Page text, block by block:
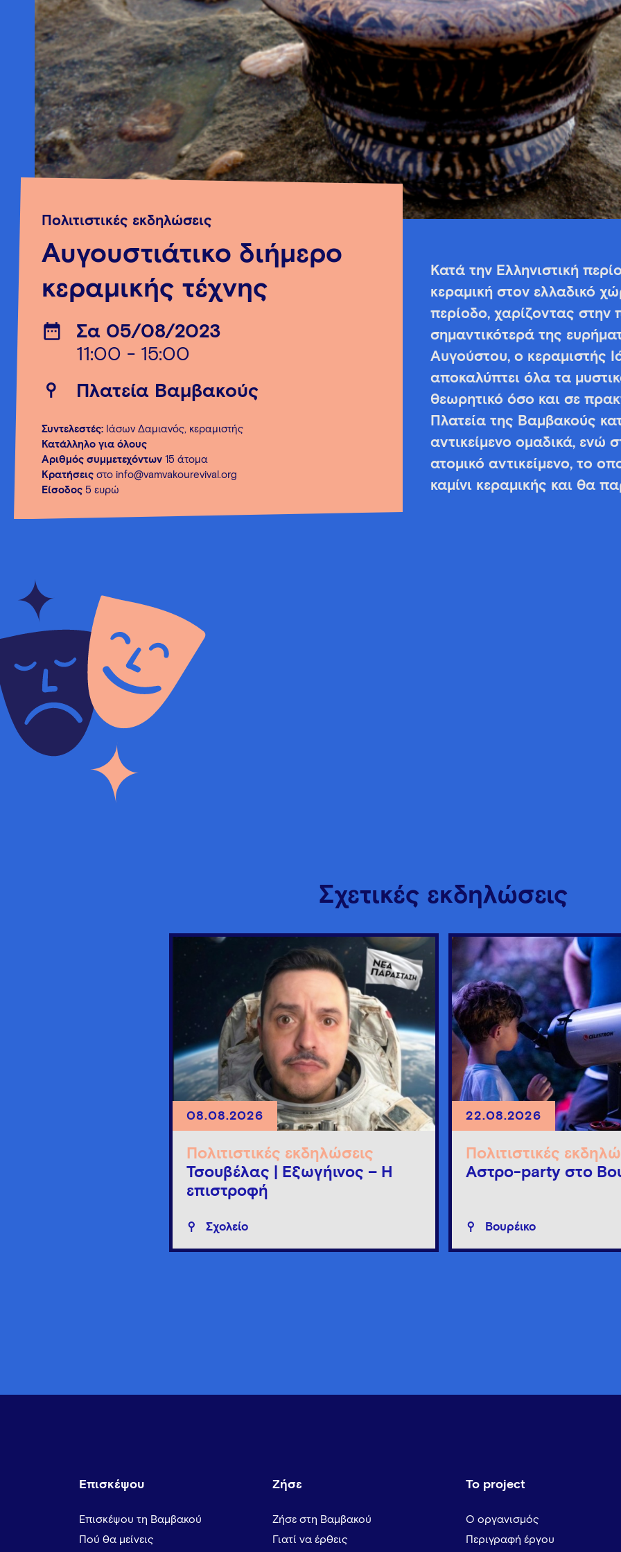
Πολιτιστικές εκδηλώσεις
Αυγουστιάτικο διήμερο
κεραμικής τέχνης
Σα 05/08/2023
11:00 - 15:00
Πλατεία Βαμβακούς
Συντελεστές: Ιάσων Δαμιανός, κεραμιστής
Κατάλληλο για όλους
Αριθμός συμμετεχόντων 15 άτομα
Κρατήσεις στο info@vamvakourevival.org
Είσοδος 5 ευρώ
Κατά την Ελληνιστική
κεραμική στον ελλαδικό
περίοδο, χαρίζοντας στην
σημαντικότερά της
Αυγούστου, ο κεραμιστής
αποκαλύπτει όλα τα
θεωρητικό όσο και σε
Πλατεία της Βαμβακούς
αντικείμενο ομαδικά, ενώ
ατομικό αντικείμενο, το
καμίνι κεραμικής και θα
Σχετικές εκδηλώσεις
08.08.2026
Πολιτιστικές εκδηλώσεις
Τσουβέλας | Εξωγήινος – Η
επιστροφή
Σχολείο
22.08.2026
Πολιτιστικές
Άστρο-party στο
Βουρέικο
Επισκέψου
Επισκέψου τη Βαμβακού
Πού θα μείνεις
Ζήσε
Ζήσε στη Βαμβακού
Γιατί να έρθεις
Το project
Ο οργανισμός
Περιγραφή έργου